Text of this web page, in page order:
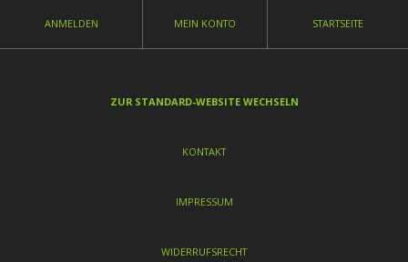
ANMELDEN MEIN KONTO STARTSEITE
ZUR STANDARD-WEBSITE WECHSELN
KONTAKT
IMPRESSUM
WIDERRUFSRECHT